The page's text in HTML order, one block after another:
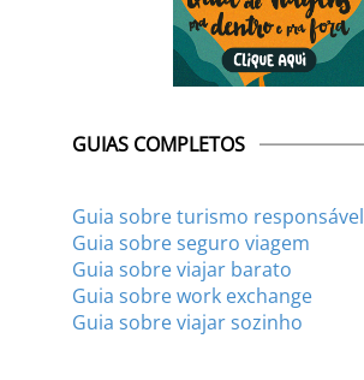
GUIAS COMPLETOS
Guia sobre turismo responsável
Guia sobre seguro viagem
Guia sobre viajar barato
Guia sobre work exchange
Guia sobre viajar sozinho